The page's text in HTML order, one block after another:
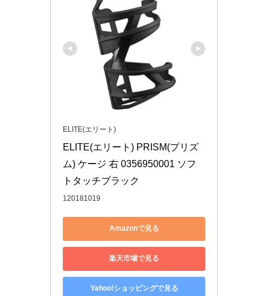
ELITE(エリート)
ELITE(エリート) PRISM(プリズ
ム) ケージ 右 0356950001 ソフ
トタッチブラック
120181019
Amazonで見る
楽天市場で見る
Yahoo!ショッピングで見る